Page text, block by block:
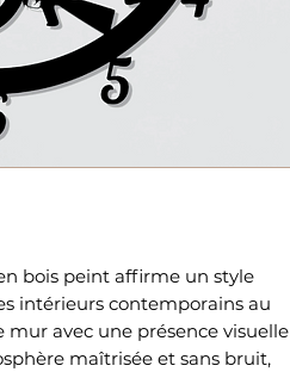
bois peint affirme un style
intérieurs contemporains au
avec une présence visuelle
maîtrisée et sans bruit,